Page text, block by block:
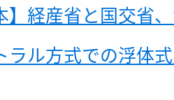
】経産省と国交省
ラル方式での浮体